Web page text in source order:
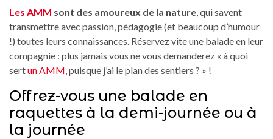
Les AMM sont des amoureux de la nature, qui savent
transmettre avec passion, pédagogie (et beaucoup d’humour
!) toutes leurs connaissances. Réservez vite une balade en leur
compagnie : plus jamais vous ne vous demanderez « à quoi
sertun AMM, puisque j’ai le plan des sentiers ? » !
Offrez-vous une balade en
raquettes à la demi-journée ou à
la journée